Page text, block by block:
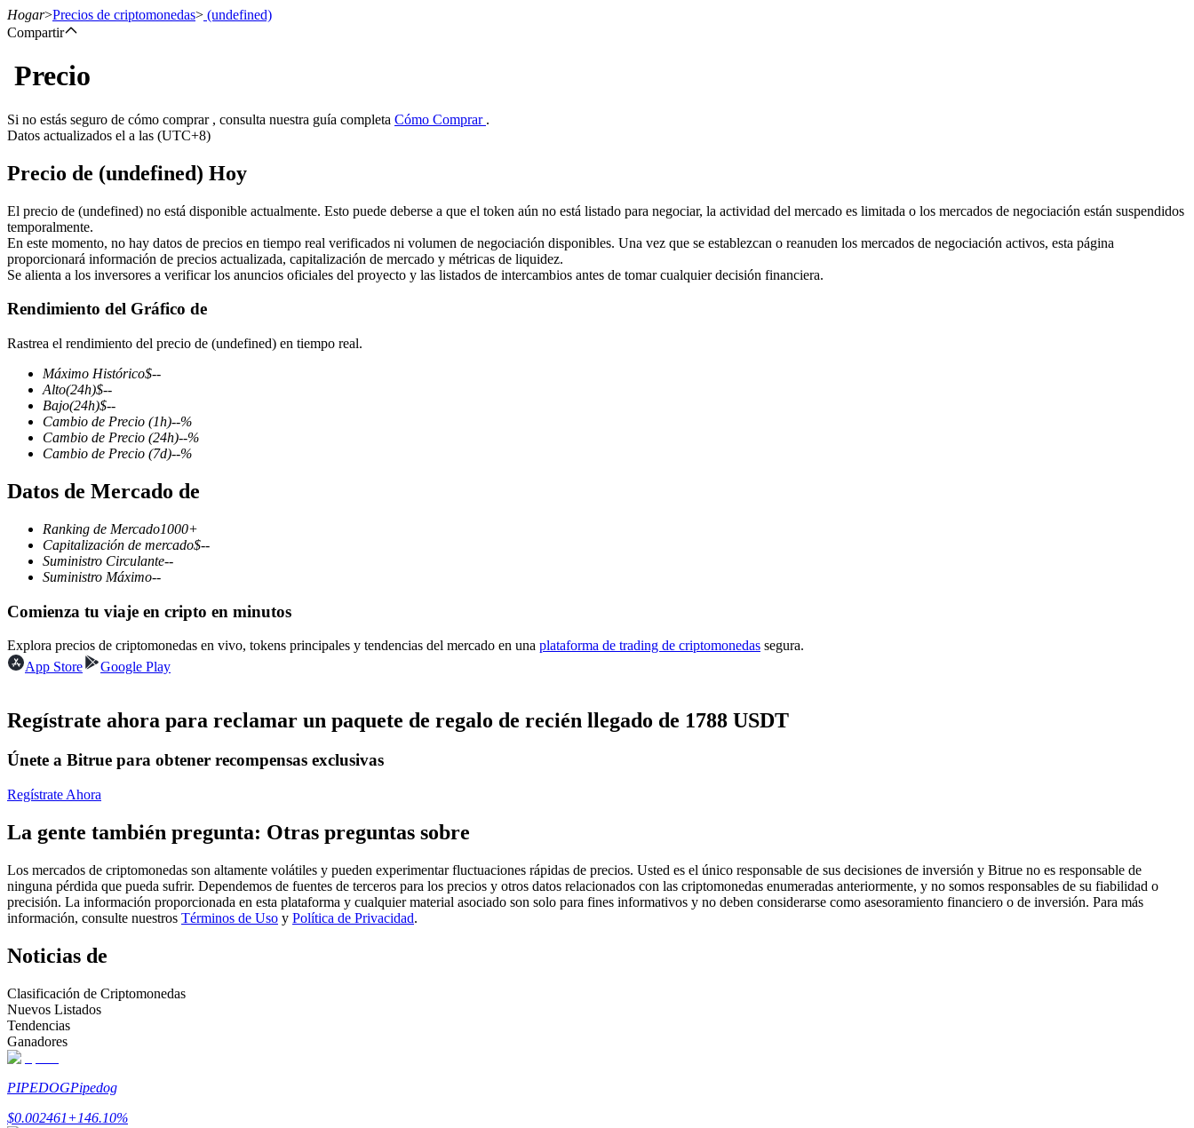
Futuros
Futuros del USDT
TradFi
Derivados de acciones, divisas, metales preciosos y materias primas
Copiar Trading
Únete a los mejores traders
Hogar>Precios de criptomonedas> (undefined)
Compartir
Precio
Si no estás seguro de cómo comprar , consulta nuestra guía completa Cómo Comprar .
Datos actualizados el a las (UTC+8)
Precio de (undefined) Hoy
El precio de (undefined) no está disponible actualmente. Esto puede deberse a que el token aún no está listado para negociar, la actividad del mercado es limitada o los mercados de negociación están suspendidos
temporalmente.
En este momento, no hay datos de precios en tiempo real verificados ni volumen de negociación disponibles. Una vez que se establezcan o reanuden los mercados de negociación activos, esta página
proporcionará información de precios actualizada, capitalización de mercado y métricas de liquidez.
Se alienta a los inversores a verificar los anuncios oficiales del proyecto y las listados de intercambios antes de tomar cualquier decisión financiera.
Rendimiento del Gráfico de
Rastrea el rendimiento del precio de (undefined) en tiempo real.
Máximo Histórico$--
Alto(24h)$--
Bajo(24h)$--
Cambio de Precio (1h)--%
Cambio de Precio (24h)--%
Cambio de Precio (7d)--%
Datos de Mercado de
Ranking de Mercado1000+
Capitalización de mercado$--
Suministro Circulante--
Suministro Máximo--
Comienza tu viaje en cripto en minutos
Explora precios de criptomonedas en vivo, tokens principales y tendencias del mercado en una plataforma de trading de criptomonedas segura.
App Store
Google Play
Regístrate ahora para reclamar un paquete de regalo de recién llegado de 1788 USDT
Únete a Bitrue para obtener recompensas exclusivas
Regístrate Ahora
La gente también pregunta: Otras preguntas sobre
Los mercados de criptomonedas son altamente volátiles y pueden experimentar fluctuaciones rápidas de precios. Usted es el único responsable de sus decisiones de inversión y Bitrue no es responsable de
ninguna pérdida que pueda sufrir. Dependemos de fuentes de terceros para los precios y otros datos relacionados con las criptomonedas enumeradas anteriormente, y no somos responsables de su fiabilidad o
precisión. La información proporcionada en esta plataforma y cualquier material asociado son solo para fines informativos y no deben considerarse como asesoramiento financiero o de inversión. Para más
información, consulte nuestros Términos de Uso y Política de Privacidad.
Noticias de
Clasificación de Criptomonedas
Nuevos Listados
Tendencias
Ganadores
PIPEDOGPipedog
$0.002461+146.10%